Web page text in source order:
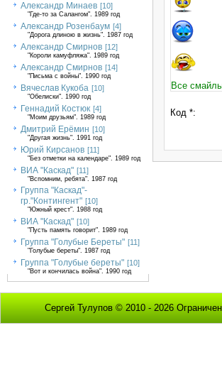
Александр Минаев [10]
"Где-то за Салангом". 1989 год
Александр Розенбаум [4]
"Дорога длиною в жизнь". 1987 год
Александр Смирнов [12]
"Короли камуфляжа". 1989 год
Александр Смирнов [14]
"Письма с войны". 1990 год
Вячеслав Кукоба [10]
"Обелиски". 1990 год
Геннадий Костюк [4]
"Моим друзьям". 1989 год
Дмитрий Ерёмин [10]
"Другая жизнь". 1991 год
Юрий Кирсанов [11]
"Без отметки на календаре". 1989 год
ВИА "Каскад" [11]
"Вспомним, ребята". 1987 год
Группа "Каскад"-
гр."Контингент" [10]
"Южный крест". 1988 год
ВИА "Каскад" [10]
"Пусть память говорит". 1989 год
Группа "Голубые Береты" [11]
"Голубые береты". 1987 год
Группа "Голубые береты" [10]
"Вот и кончилась война". 1990 год
Все
Код *:
Сергей Тулупов © 2010 - 2026